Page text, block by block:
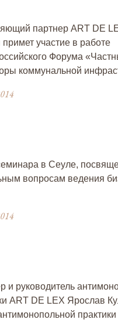
партнер ART DE
примет участие в работе
Форума
коммунальной
в Сеуле,
вопросам ведения
и руководитель
ART DE LEX Ярослав